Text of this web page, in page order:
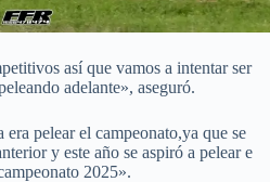
así que vamos a intentar ser
adelante», aseguró.
pelear el campeonato,ya que se
y este año se aspiró a pelear e
2025».